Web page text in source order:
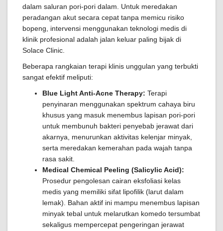
dalam saluran pori-pori dalam. Untuk meredakan
peradangan akut secara cepat tanpa memicu risiko
bopeng, intervensi menggunakan teknologi medis di
klinik profesional adalah jalan keluar paling bijak di
Solace Clinic.
Beberapa rangkaian terapi klinis unggulan yang terbukti
sangat efektif meliputi:
Blue Light Anti-Acne Therapy: Terapi
penyinaran menggunakan spektrum cahaya biru
khusus yang masuk menembus lapisan pori-pori
untuk membunuh bakteri penyebab jerawat dari
akarnya, menurunkan aktivitas kelenjar minyak,
serta meredakan kemerahan pada wajah tanpa
rasa sakit.
Medical Chemical Peeling (Salicylic Acid):
Prosedur pengolesan cairan eksfoliasi kelas
medis yang memiliki sifat lipofilik (larut dalam
lemak). Bahan aktif ini mampu menembus lapisan
minyak tebal untuk melarutkan komedo tersumbat
sekaligus mempercepat pengeringan jerawat